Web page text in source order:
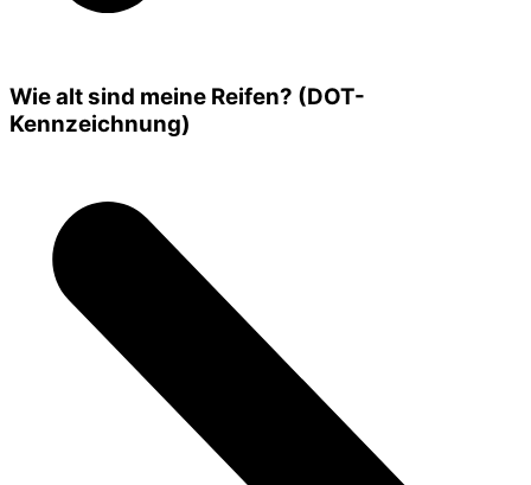
Wie alt sind meine Reifen? (DOT-
Kennzeichnung)